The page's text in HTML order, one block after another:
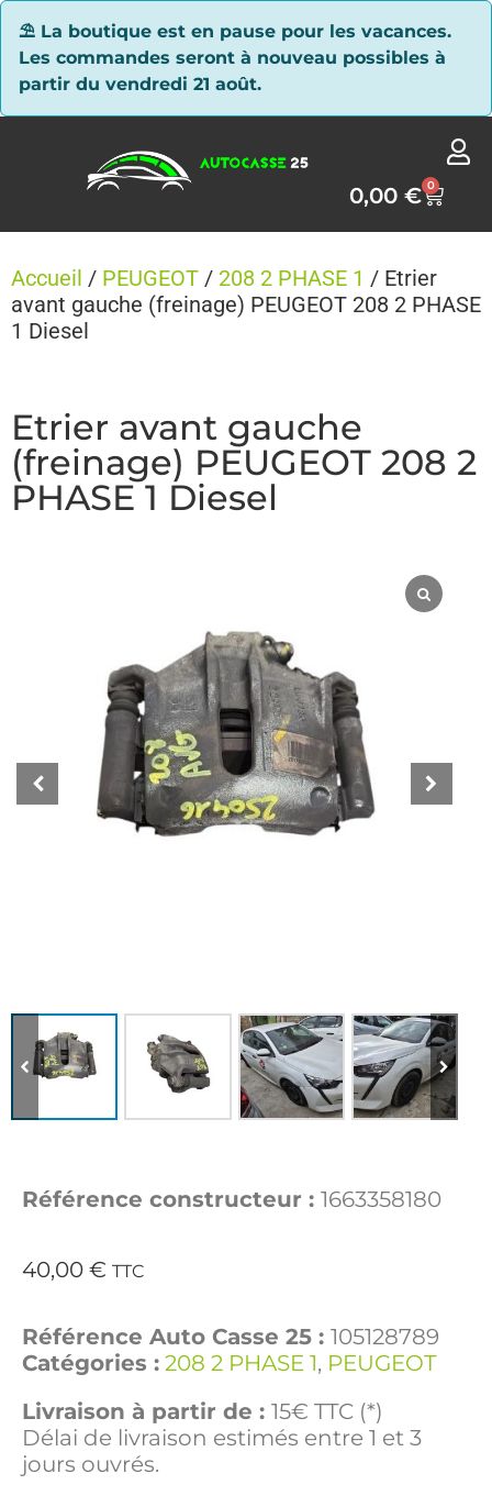
⛱ La boutique est en pause pour les vacances.
Les commandes seront à nouveau possibles à
partir du vendredi 21 août.
0,00€ 0
Accueil / PEUGEOT / 208 2 PHASE 1 / Etrier
avant gauche (freinage) PEUGEOT 208 2 PHASE
1 Diesel
Etrier avant gauche
(freinage) PEUGEOT 208 2
PHASE 1 Diesel
Référence constructeur : 1663358180
40,00 € TTC
Référence Auto Casse 25 : 105128789
Catégories : 208 2 PHASE 1, PEUGEOT
Livraison à partir de : 15€ TTC (*)
Délai de livraison estimés entre 1 et 3
jours ouvrés.
Panneau de gestion des cookies